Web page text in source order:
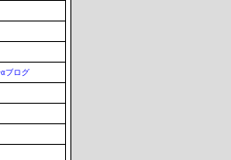
ブログ